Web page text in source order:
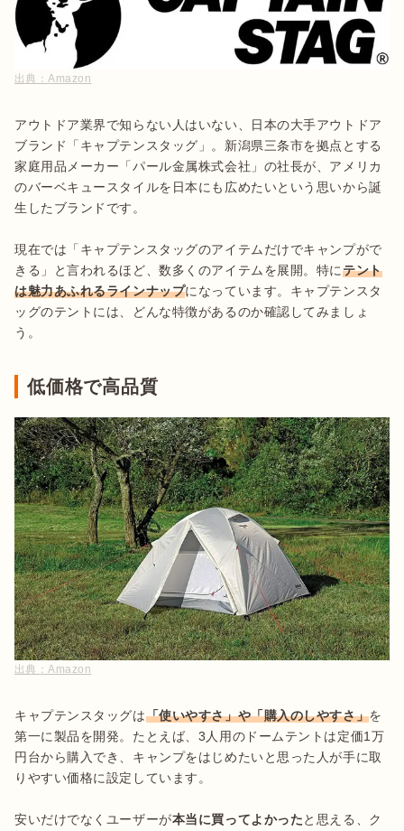
出典：Amazon
アウトドア業界で知らない人はいない、日本の大手アウトドア
ブランド「キャプテンスタッグ」。新潟県三条市を拠点とする
家庭用品メーカー「パール金属株式会社」の社長が、アメリカ
のバーベキュースタイルを日本にも広めたいという思いから誕
生したブランドです。
現在では「キャプテンスタッグのアイテムだけでキャンプがで
きる」と言われるほど、数多くのアイテムを展開。特にテント
は魅力あふれるラインナップになっています。キャプテンスタ
ッグのテントには、どんな特徴があるのか確認してみましょ
う。
低価格で高品質
出典：Amazon
キャプテンスタッグは「使いやすさ」や「購入のしやすさ」を
第一に製品を開発。たとえば、3人用のドームテントは定価1万
円台から購入でき、キャンプをはじめたいと思った人が手に取
りやすい価格に設定しています。
安いだけでなくユーザーが本当に買ってよかったと思える、ク